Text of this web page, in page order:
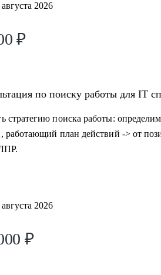
августа 2026
₽
по поиску работы для IT
стратегию поиска работы:
план действий -> от
августа 2026
₽